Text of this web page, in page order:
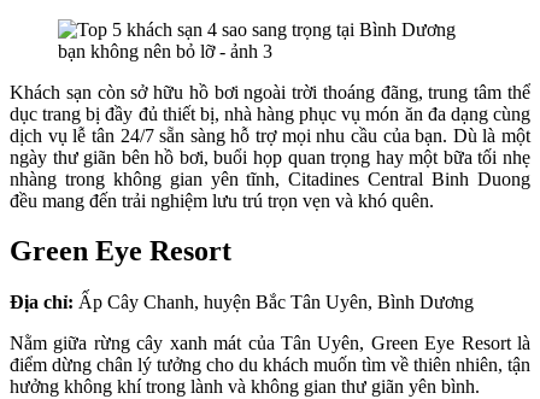
Khách sạn còn sở hữu hồ bơi ngoài trời thoáng đãng, trung tâm thể
dục trang bị đầy đủ thiết bị, nhà hàng phục vụ món ăn đa dạng cùng
dịch vụ lễ tân 24/7 sẵn sàng hỗ trợ mọi nhu cầu của bạn. Dù là một
ngày thư giãn bên hồ bơi, buổi họp quan trọng hay một bữa tối nhẹ
nhàng trong không gian yên tĩnh, Citadines Central Binh Duong
đều mang đến trải nghiệm lưu trú trọn vẹn và khó quên.
Green Eye Resort
Địa chỉ: Ấp Cây Chanh, huyện Bắc Tân Uyên, Bình Dương
Nằm giữa rừng cây xanh mát của Tân Uyên, Green Eye Resort là
điểm dừng chân lý tưởng cho du khách muốn tìm về thiên nhiên, tận
hưởng không khí trong lành và không gian thư giãn yên bình.